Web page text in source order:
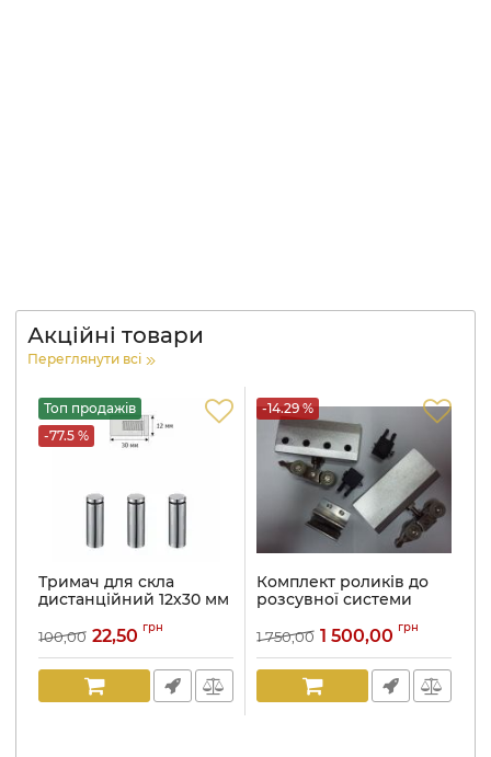
Акційні товари
Переглянути всі
Топ продажів
-77.5 %
Тримач для скла
дистанційний 12х30 мм
Артикул: 816
100,00 22,50 грн
-14.29 %
Комплект роликів до
розсувної системи
1 750,00 1 500,00 грн